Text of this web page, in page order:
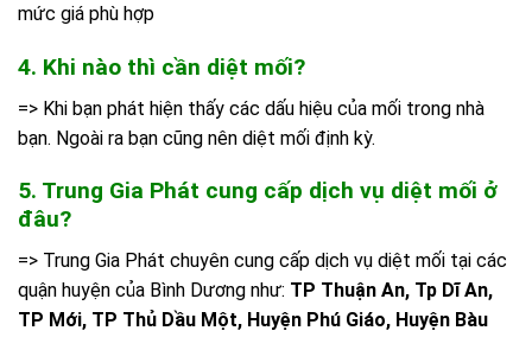
mức giá phù hợp
4. Khi nào thì cần diệt mối?
=> Khi bạn phát hiện thấy các dấu hiệu của mối trong nhà
bạn. Ngoài ra bạn cũng nên diệt mối định kỳ.
5. Trung Gia Phát cung cấp dịch vụ diệt mối ở
đâu?
=> Trung Gia Phát chuyên cung cấp dịch vụ diệt mối tại các
quận huyện của Bình Dương như: TP Thuận An, Tp Dĩ An,
TP Mới, TP Thủ Dầu Một, Huyện Phú Giáo, Huyện Bàu